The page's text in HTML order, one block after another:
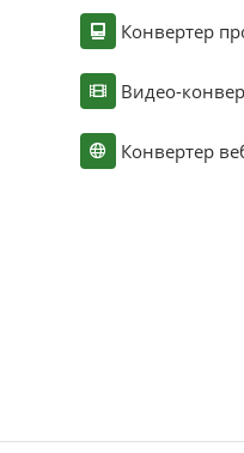
Конвертер
Видео-
Конвертер